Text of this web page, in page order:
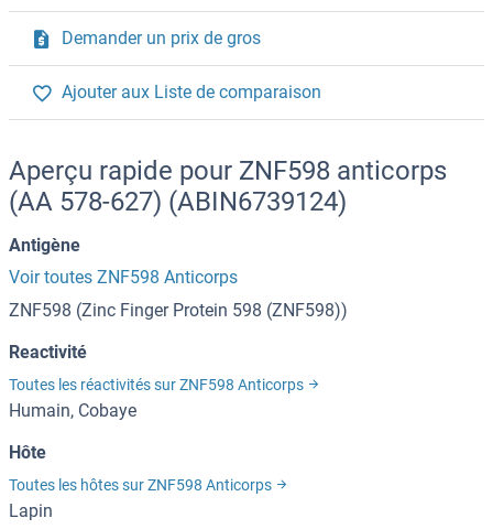
Demander un prix de gros
Ajouter aux Liste de comparaison
Aperçu rapide pour ZNF598 anticorps
(AA 578-627) (ABIN6739124)
Antigène
Voir toutes ZNF598 Anticorps
ZNF598 (Zinc Finger Protein 598 (ZNF598))
Reactivité
Toutes les réactivités sur ZNF598 Anticorps
Humain, Cobaye
Hôte
Toutes les hôtes sur ZNF598 Anticorps
Lapin